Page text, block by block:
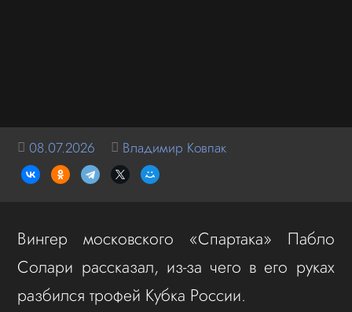
08.07.2026 Владимир Ковпак
Вингер московского «Спартака» Пабло
Солари рассказал, из-за чего в его руках
разбился трофей Кубка России.